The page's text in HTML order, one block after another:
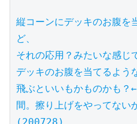
縦コーンにデッキのお腹を
ど、
それの応用？みたいな感じ
デッキのお腹を当てるよう
飛ぶといいもかものかも？
間。擦り上げをやってない